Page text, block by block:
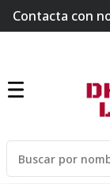
Contacta con